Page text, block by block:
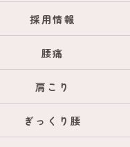
採用情報
腰痛
肩こり
ぎっくり腰